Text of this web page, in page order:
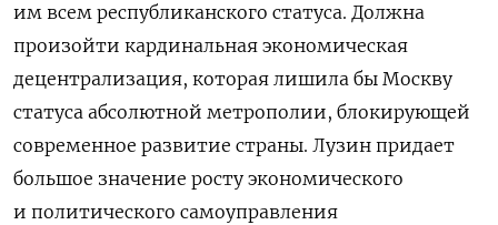
им всем республиканского статуса. Должна
произойти кардинальная экономическая
децентрализация, которая лишила бы Москву
статуса абсолютной метрополии, блокирующей
современное развитие страны. Лузин придает
большое значение росту экономического
и политического самоуправления